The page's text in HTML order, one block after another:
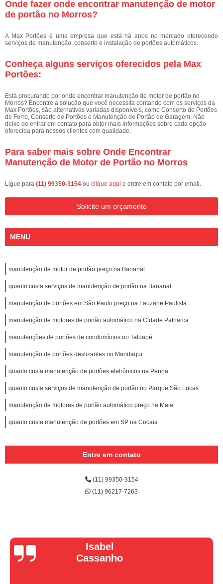
Onde fazer onde encontrar manutenção de motor
de portão no Morros?
A Max Portões é uma empresa que está há anos no mercado oferecendo
serviços de manutenção, conserto e instalação de portões automáticos.
Conheça alguns serviços oferecidos pela Max
Portões:
Está procurando por onde encontrar manutenção de motor de portão no
Morros? Encontre a solução que você necessita contando com os serviços da
Max Portões, são alternativas variadas disponíveis, como Conserto de Portões
de Ferro, Conserto de Portões e Manutenção de Portão de Garagem. Não
deixe de entrar em contato para obter mais informações sobre cada opção
oferecida para nossos clientes com qualidade.
Para saber mais sobre Onde Encontrar
Manutenção de Motor de Portão no Morros
Ligue para (11) 99350-3154 ou clique aqui e entre em contato por email.
Solicite um orçamento
MENU
manutenção de motor de portão preço na Bananal
quanto custa serviços de manutenção de portão na Bananal
manutenção de portões em São Paulo preço na Lauzane Paulista
manutenção de motores de portão automático na Cidade Patriarca
manutenções de portões de condomínios no Tatuapé
manutenção de portões deslizantes no Mandaqui
quanto custa manutenção de portões eletrônicos na Penha
quanto custa serviços de manutenção de portão no Parque São Lucas
manutenção de motores de portão automático preço na Maia
quanto custa manutenção de portões em SP na Cocaia
Entre em contato
(11) 99350-3154
(11) 96217-7263
Vera Maria